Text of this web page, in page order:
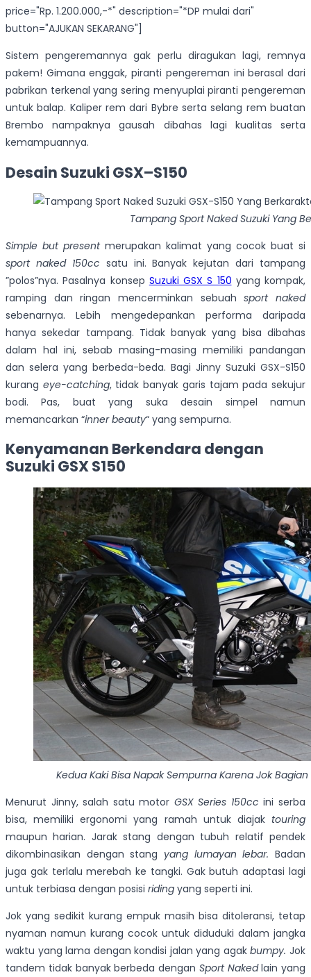
price="Rp. 1.200.000,-*" description="*DP mulai dari"
button="AJUKAN SEKARANG"]
Sistem pengeremannya gak perlu diragukan lagi, remnya
pakem! Gimana enggak, piranti pengereman ini berasal dari
pabrikan terkenal yang sering menyuplai piranti pengereman
untuk balap. Kaliper rem dari Bybre serta selang rem buatan
Brembo nampaknya gausah dibahas lagi kualitas serta
kemampuannya.
Desain Suzuki GSX–S150
Tampang Sport Naked Suzuki Yang
Simple but presentmerupakan kalimat yang cocok buat si
sport naked 150cc satu ini. Banyak kejutan dari tampang
”polos”nya. Pasalnya konsep Suzuki GSX S 150 yang kompak,
ramping dan ringan mencerminkan sebuahsport naked
sebenarnya. Lebih mengedepankan performa daripada
hanya sekedar tampang. Tidak banyak yang bisa dibahas
dalam hal ini, sebab masing-masing memiliki pandangan
dan selera yang berbeda-beda. Bagi Jinny Suzuki GSX-S150
kurang eye-catching, tidak banyak garis tajam pada sekujur
bodi. Pas, buat yang suka desain simpel namun
memancarkan “inner beauty“ yang sempurna.
Kenyamanan Berkendara dengan
Suzuki GSX S150
Kedua Kaki Bisa Napak Sempurna Karena Jok
Menurut Jinny, salah satu motor GSX Series 150ccini serba
bisa, memiliki ergonomi yang ramah untuk diajak touring
maupun harian. Jarak stang dengan tubuh relatif pendek
dikombinasikan dengan stang yang lumayan lebar. Badan
juga gak terlalu merebah ke tangki. Gak butuh adaptasi lagi
untuk terbiasa dengan posisi riding yang seperti ini.
Jok yang sedikit kurang empuk masih bisa ditoleransi, tetap
nyaman namun kurang cocok untuk diduduki dalam jangka
waktu yang lama dengan kondisi jalan yang agakbumpy. Jok
tandem tidak banyak berbeda dengan Sport Nakedlain yang